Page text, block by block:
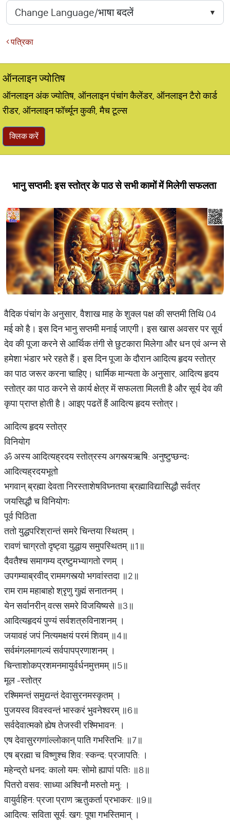
पत्रिका
ऑनलाइन ज्योतिष
ऑनलाइन अंक ज्योतिष, ऑनलाइन पंचांग कैलेंडर, ऑनलाइन टैरो कार्ड
रीडर, ऑनलाइन फॉर्च्यून कुकी, मैच टूल्स
क्लिक करें
भानु सप्तमी: इस स्तोत्र के पाठ से सभी कामों में मिलेगी सफलता
वैदिक पंचांग के अनुसार, वैशाख माह के शुक्ल पक्ष की सप्तमी तिथि 04
मई को है। इस दिन भानु सप्तमी मनाई जाएगी। इस खास अवसर पर सूर्य
देव की पूजा करने से आर्थिक तंगी से छुटकारा मिलेगा और धन एवं अन्न से
हमेशा भंडार भरे रहते हैं। इस दिन पूजा के दौरान आदित्य हृदय स्तोत्र
का पाठ जरूर करना चाहिए। धार्मिक मान्यता के अनुसार, आदित्य हृदय
स्तोत्र का पाठ करने से कार्य क्षेत्र में सफलता मिलती है और सूर्य देव की
कृपा प्राप्त होती है। आइए पढतें हैं आदित्य हृदय स्तोत्र।
आदित्य हृदय स्तोत्र
विनियोग
ॐ अस्य आदित्यह्रदय स्तोत्रस्य अगस्त्यऋषि: अनुष्टुप्छन्दः
आदित्यह्रदयभूतो
भगवान् ब्रह्मा देवता निरस्ताशेषविघ्नतया ब्रह्माविद्यासिद्धौ सर्वत्र
जयसिद्धौ च विनियोगः
पूर्व पिठिता
ततो युद्धपरिश्रान्तं समरे चिन्तया स्थितम्‌ ।
रावणं चाग्रतो दृष्ट्वा युद्धाय समुपस्थितम्‌ ॥1॥
दैवतैश्च समागम्य द्रष्टुमभ्यागतो रणम्‌ ।
उपगम्याब्रवीद् राममगस्त्यो भगवांस्तदा ॥2॥
राम राम महाबाहो श्रृणु गुह्मं सनातनम्‌ ।
येन सर्वानरीन्‌ वत्स समरे विजयिष्यसे ॥3॥
आदित्यहृदयं पुण्यं सर्वशत्रुविनाशनम्‌ ।
जयावहं जपं नित्यमक्षयं परमं शिवम्‌ ॥4॥
सर्वमंगलमागल्यं सर्वपापप्रणाशनम्‌ ।
चिन्ताशोकप्रशमनमायुर्वर्धनमुत्तमम्‌ ॥5॥
मूल -स्तोत्र
रश्मिमन्तं समुद्यन्तं देवासुरनमस्कृतम्‌ ।
पुजयस्व विवस्वन्तं भास्करं भुवनेश्वरम्‌ ॥6॥
सर्वदेवात्मको ह्येष तेजस्वी रश्मिभावन: ।
एष देवासुरगणांल्लोकान्‌ पाति गभस्तिभि: ॥7॥
एष ब्रह्मा च विष्णुश्च शिव: स्कन्द: प्रजापति: ।
महेन्द्रो धनद: कालो यम: सोमो ह्यापां पतिः ॥8॥
पितरो वसव: साध्या अश्विनौ मरुतो मनु: ।
वायुर्वहिन: प्रजा प्राण ऋतुकर्ता प्रभाकर: ॥9॥
आदित्य: सविता सूर्य: खग: पूषा गभस्तिमान्‌ ।